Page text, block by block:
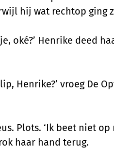
hij wat rechtop ging
oké?’ Henrike deed
Henrike?’ vroeg De
Plots. ‘Ik beet niet
haar hand terug.